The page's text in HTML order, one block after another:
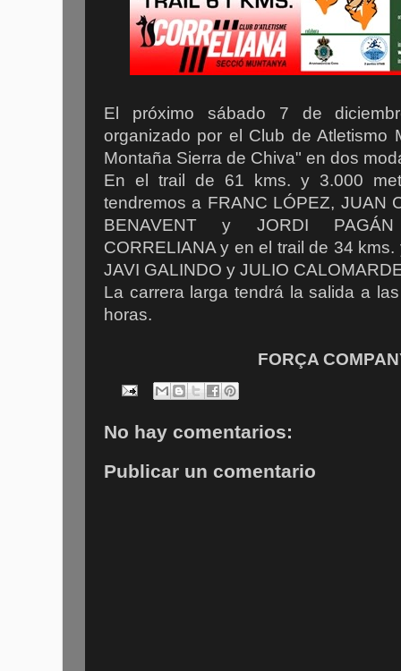
El próximo sábado 7 de
organizado por el Club de Atletismo
Montaña Sierra de Chiva" en dos
En el trail de 61 kms. y 3.000
tendremos a FRANC LÓPEZ, JUAN
BENAVENT y JORDI
CORRELIANA y en el trail de 34
JAVI GALINDO y JULIO
La carrera larga tendrá la salida a
horas.
FORÇA
No hay comentarios:
Publicar un comentario